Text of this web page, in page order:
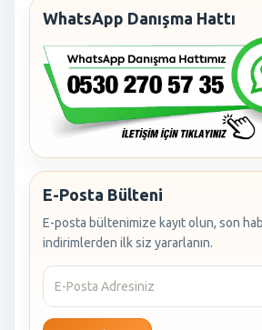
WhatsApp Danışma Hattı
E-Posta Bülteni
E-posta bültenimize kayıt olun, son
indirimlerden ilk siz yararlanın.